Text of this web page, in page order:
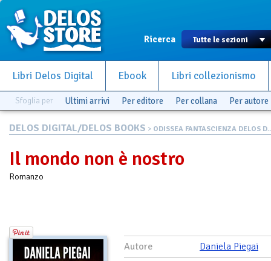
Ricerca
Libri Delos Digital Ebook Libri collezionismo
Sfoglia per Ultimi arrivi Per editore Per collana Per autore
DELOS DIGITAL/DELOS BOOKS > ODISSEA FANTASCIENZA DELOS
Il mondo non è nostro
Romanzo
Autore
Daniela Piegai